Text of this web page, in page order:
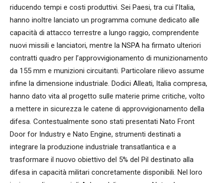
riducendo tempi e costi produttivi. Sei Paesi, tra cui l’Italia,
hanno inoltre lanciato un programma comune dedicato alle
capacità di attacco terrestre a lungo raggio, comprendente
nuovi missili e lanciatori, mentre la NSPA ha firmato ulteriori
contratti quadro per l’approvvigionamento di munizionamento
da 155 mm e munizioni circuitanti. Particolare rilievo assume
infine la dimensione industriale. Dodici Alleati, Italia compresa,
hanno dato vita al progetto sulle materie prime critiche, volto
a mettere in sicurezza le catene di approvvigionamento della
difesa. Contestualmente sono stati presentati Nato Front
Door for Industry e Nato Engine, strumenti destinati a
integrare la produzione industriale transatlantica e a
trasformare il nuovo obiettivo del 5% del Pil destinato alla
difesa in capacità militari concretamente disponibili. Nel loro